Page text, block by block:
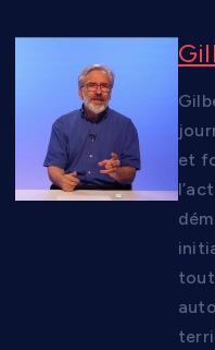
et
tout